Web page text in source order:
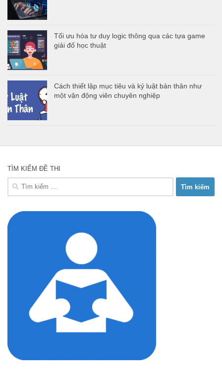
Tối ưu hóa tư duy logic thông qua các tựa game
giải đố học thuật
Cách thiết lập mục tiêu và kỷ luật bản thân như
một vận động viên chuyên nghiệp
TÌM KIẾM ĐỀ THI
Tìm
kiếm